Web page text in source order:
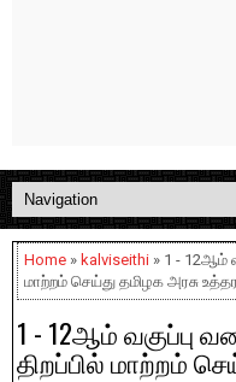
Home » kalviseithi » 1 - 12ஆம்
மாற்றம் செய்து தமிழக அரசு
1 - 12ஆம் வகுப்பு
திறப்பில் மாற்றம்